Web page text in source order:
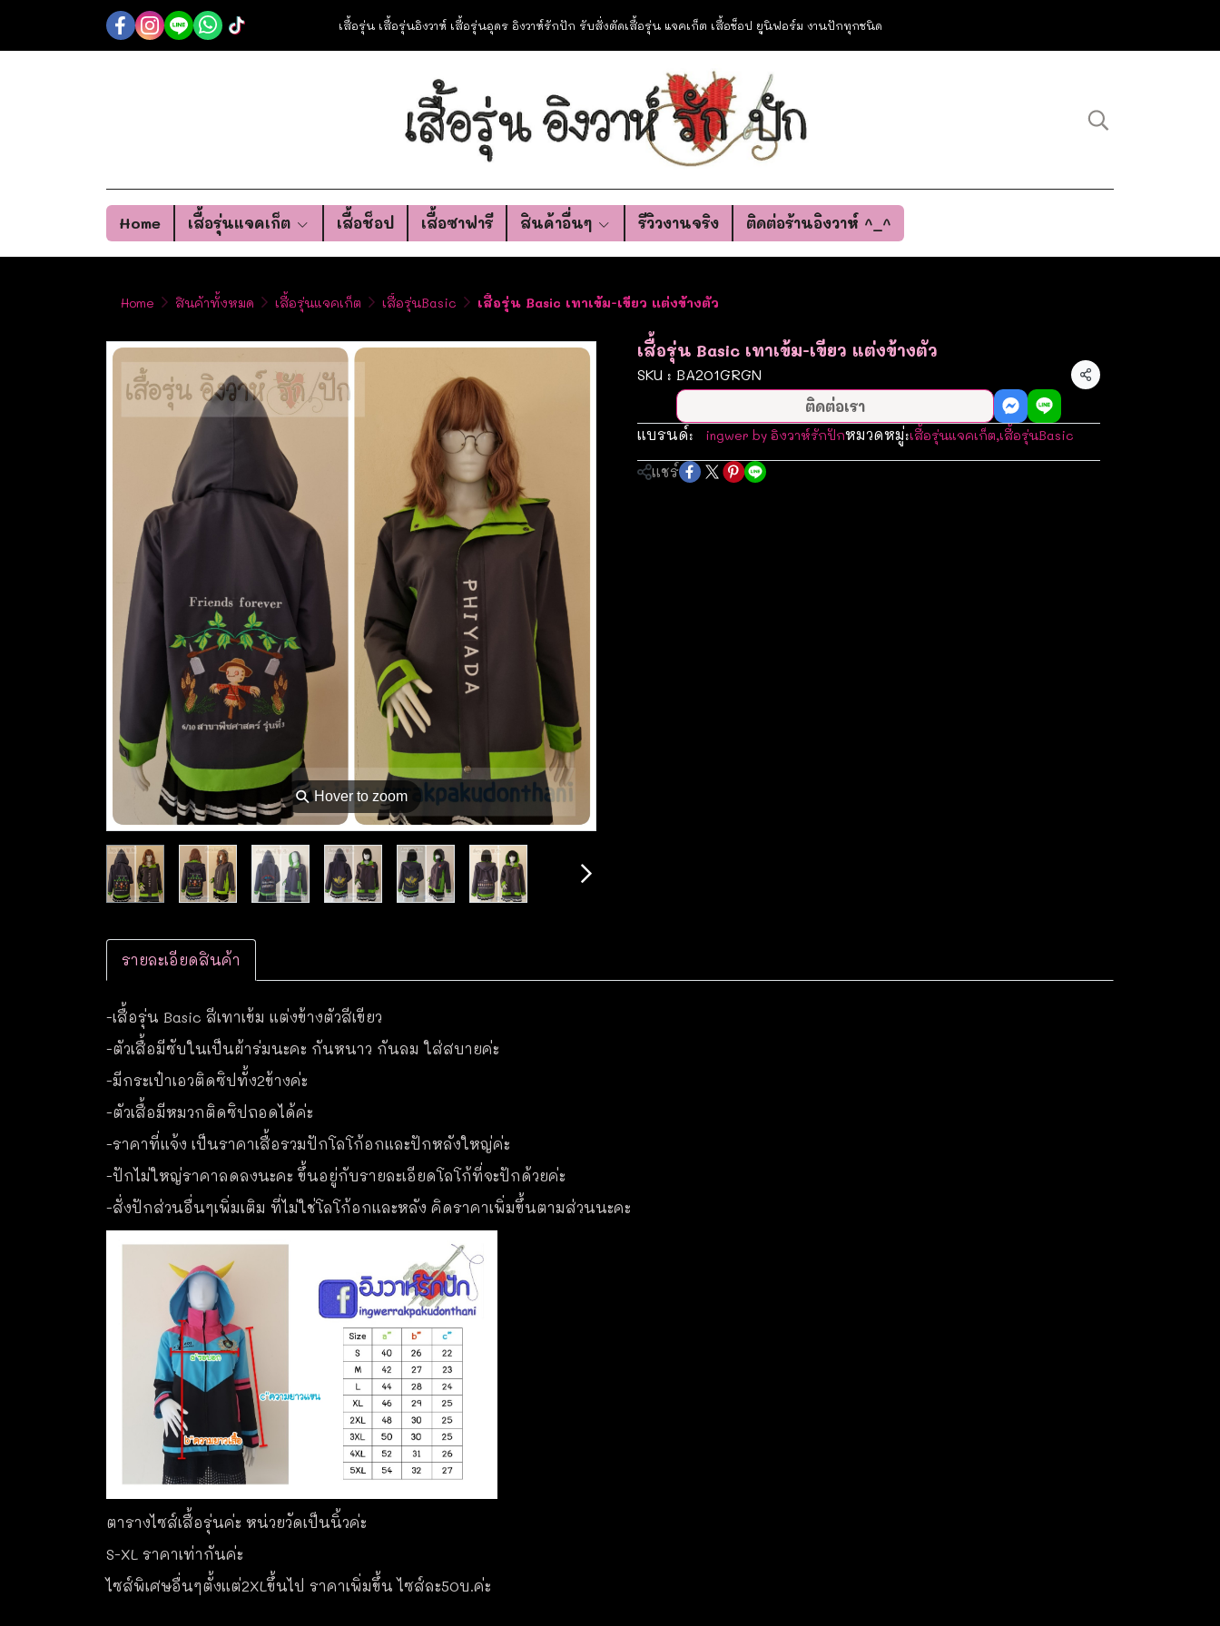
เสื้อรุ่น เสื้อรุ่นอิงวาห์ เสื้อรุ่นอุดร อิงวาห์รักปัก รับสั่งตัดเสื้อรุ่น แจคเก็ต เสื้อช็อป ยูนิฟอร์ม งานปักทุกชนิด
Home เสื้อรุ่นแจคเก็ต เสื้อช็อป เสื้อซาฟารี สินค้าอื่นๆ รีวิวงานจริง ติดต่อร้านอิงวาห์ ^_^
Home สินค้าทั้งหมด เสื้อรุ่นแจคเก็ต เสื้อรุ่นBasic เสื้อรุ่น Basic เทาเข้ม-เขียว แต่งข้างตัว
⚲Hover to zoom
เสื้อรุ่น Basic เทาเข้ม-เขียว แต่งข้างตัว
SKU : BA201GRGN
แชร์
ติดต่อเรา
แบรนด์:
ingwer by อิงวาห์รักปักหมวดหมู่:เสื้อรุ่นแจคเก็ต,เสื้อรุ่นBasic
แชร์
รายละเอียดสินค้า
-เสื้อรุ่น Basic สีเทาเข้ม แต่งข้างตัวสีเขียว
-ตัวเสื้อมีซับในเป็นผ้าร่มนะคะ กันหนาว กันลม ใส่สบายค่ะ
-มีกระเป๋าเอวติดซิปทั้ง2ข้างค่ะ
-ตัวเสื้อมีหมวกติดซิปถอดได้ค่ะ
-ราคาที่แจ้ง เป็นราคาเสื้อรวมปักโลโก้อกและปักหลังใหญ่ค่ะ
-ปักไม่ใหญ่ราคาลดลงนะคะ ขึ้นอยู่กับรายละเอียดโลโก้ที่จะปักด้วยค่ะ
-สั่งปักส่วนอื่นๆเพิ่มเติม ที่ไม่ใช่โลโก้อกและหลัง คิดราคาเพิ่มขึ้นตามส่วนนะคะ
ตารางไซส์เสื้อรุ่นค่ะ หน่วยวัดเป็นนิ้วค่ะ
S-XL ราคาเท่ากันค่ะ
ไซส์พิเศษอื่นๆตั้งแต่2XLขึ้นไป ราคาเพิ่มขึ้น ไซส์ละ50บ.ค่ะ